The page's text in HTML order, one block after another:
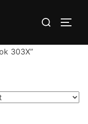
Rechercher :
303X”